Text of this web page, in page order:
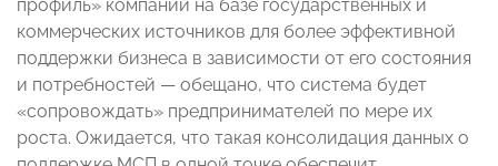
профиль» компаний на базе государственных и
коммерческих источников для более эффективной
поддержки бизнеса в зависимости от его состояния
и потребностей — обещано, что система будет
«сопровождать» предпринимателей по мере их
роста. Ожидается, что такая консолидация данных о